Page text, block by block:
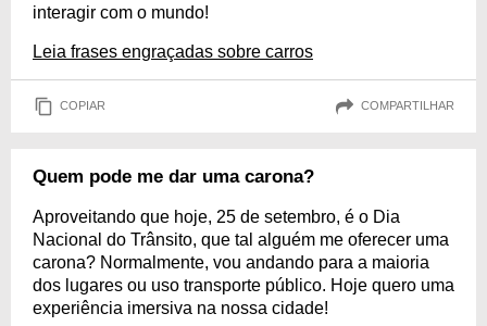
interagir com o mundo!
Leia frases engraçadas sobre carros
COPIAR COMPARTILHAR
Quem pode me dar uma carona?
Aproveitando que hoje, 25 de setembro, é o Dia
Nacional do Trânsito, que tal alguém me oferecer uma
carona? Normalmente, vou andando para a maioria
dos lugares ou uso transporte público. Hoje quero uma
experiência imersiva na nossa cidade!